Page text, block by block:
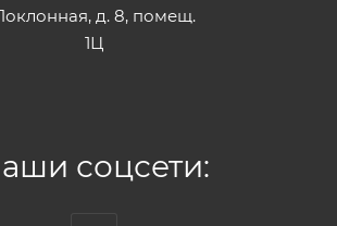
д. 8, помещ.
1Ц
соцсети: